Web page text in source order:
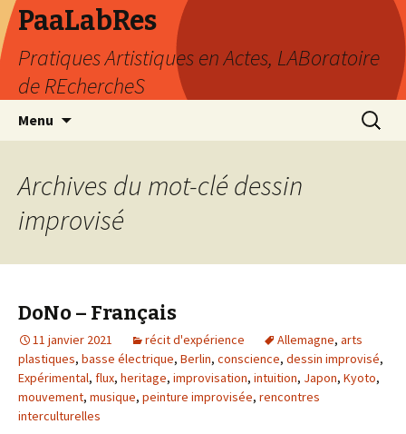
PaaLabRes
Pratiques Artistiques en Actes, LABoratoire
de REchercheS
Menu
principal
Archives du mot-clé dessin
improvisé
DoNo – Français
11 janvier 2021 récit d'expérience Allemagne, arts
plastiques, basse électrique, Berlin, conscience, dessin improvisé,
Expérimental, flux, heritage, improvisation, intuition, Japon, Kyoto,
mouvement, musique, peinture improvisée, rencontres
interculturelles